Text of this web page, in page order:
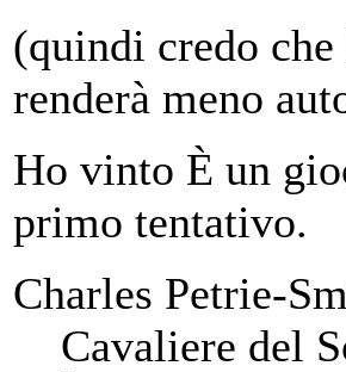
(quindi credo
renderà meno
Ho vinto È un
primo tentativo.
Charles Petrie-
Cavaliere del